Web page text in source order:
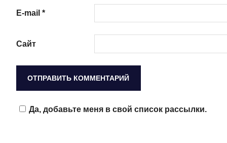
E-mail *
Сайт
Да, добавьте меня в свой список рассылки.